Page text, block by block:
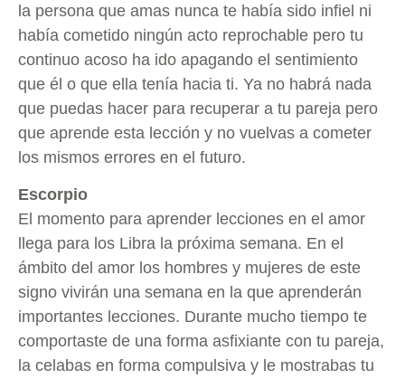
la persona que amas nunca te había sido infiel ni
había cometido ningún acto reprochable pero tu
continuo acoso ha ido apagando el sentimiento
que él o que ella tenía hacia ti. Ya no habrá nada
que puedas hacer para recuperar a tu pareja pero
que aprende esta lección y no vuelvas a cometer
los mismos errores en el futuro.
Escorpio
El momento para aprender lecciones en el amor
llega para los Libra la próxima semana. En el
ámbito del amor los hombres y mujeres de este
signo vivirán una semana en la que aprenderán
importantes lecciones. Durante mucho tiempo te
comportaste de una forma asfixiante con tu pareja,
la celabas en forma compulsiva y le mostrabas tu